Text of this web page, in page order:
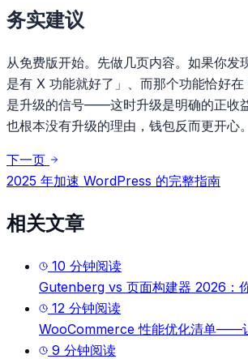
务实建议
从免费版开始。先做几页内容。如果你发
是有 X 功能就好了」、而那个功能恰好
是升级的信号——这时升级是明确的正收
也根本没有升级的理由，钱包反而更开心。
下一页
2025 年加速 WordPress 的完整指南
相关文章
10 分钟阅读
Gutenberg vs 页面构建器 2026：
12 分钟阅读
WooCommerce 性能优化清单——
9 分钟阅读